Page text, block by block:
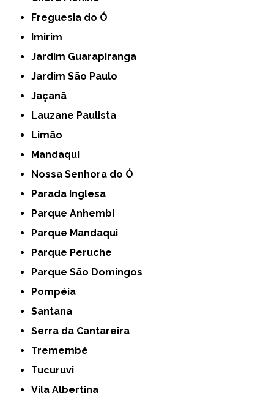
Freguesia do Ó
Imirim
Jardim Guarapiranga
Jardim São Paulo
Jaçanã
Lauzane Paulista
Limão
Mandaqui
Nossa Senhora do Ó
Parada Inglesa
Parque Anhembi
Parque Mandaqui
Parque Peruche
Parque São Domingos
Pompéia
Santana
Serra da Cantareira
Tremembé
Tucuruvi
Vila Albertina